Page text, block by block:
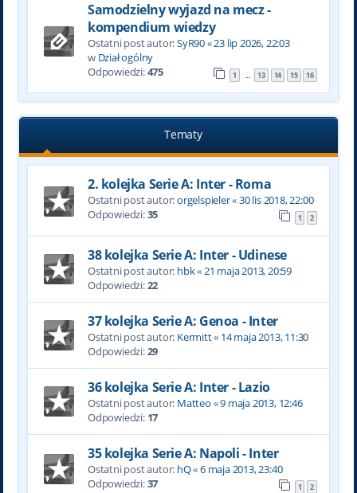
Samodzielny wyjazd na mecz -
kompendium wiedzy
Ostatni post autor:SyR90«23 lip 2026, 22:03
w Dział ogólny
Odpowiedzi:475 1 … 13 14 15 16
Tematy
2. kolejka Serie A: Inter - Roma
Ostatni post autor:orgelspieler«30 lis 2018, 22:00
Odpowiedzi:35 1 2
38 kolejka Serie A: Inter - Udinese
Ostatni post autor: hbk«21 maja 2013, 20:59
Odpowiedzi:22
37 kolejka Serie A: Genoa - Inter
Ostatni post autor: Kermitt« 14 maja 2013, 11:30
Odpowiedzi:29
36 kolejka Serie A: Inter - Lazio
Ostatni post autor: Matteo «9 maja 2013, 12:46
Odpowiedzi: 17
35 kolejka Serie A: Napoli - Inter
Ostatni post autor: hQ«6 maja 2013, 23:40
Odpowiedzi:37 1 2